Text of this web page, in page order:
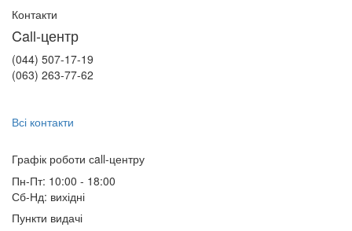
Контакти
Call-центр
(044) 507-17-19
(063) 263-77-62
Всі контакти
Графік роботи сall-центру
Пн-Пт: 10:00 - 18:00
Сб-Нд: вихідні
Пункти видачі